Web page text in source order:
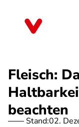
Fleisch:
beachten
Stand:02.